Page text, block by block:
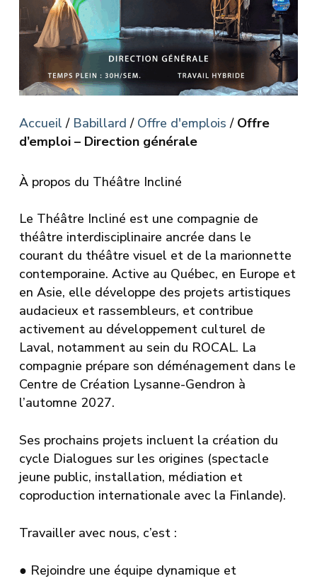
Accueil / Babillard / Offre d'emplois / Offre
d’emploi – Direction générale
À propos du Théâtre Incliné
Le Théâtre Incliné est une compagnie de
théâtre interdisciplinaire ancrée dans le
courant du théâtre visuel et de la marionnette
contemporaine. Active au Québec, en Europe et
en Asie, elle développe des projets artistiques
audacieux et rassembleurs, et contribue
activement au développement culturel de
Laval, notamment au sein du ROCAL. La
compagnie prépare son déménagement dans le
Centre de Création Lysanne-Gendron à
l’automne 2027.
Ses prochains projets incluent la création du
cycle Dialogues sur les origines (spectacle
jeune public, installation, médiation et
coproduction internationale avec la Finlande).
Travailler avec nous, c’est :
● Rejoindre une équipe dynamique et